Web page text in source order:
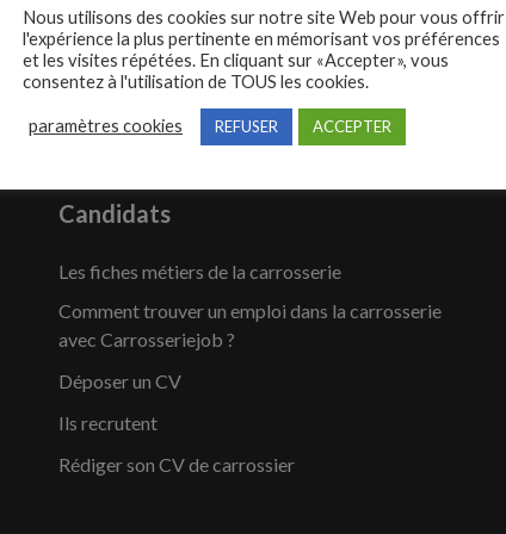
Candidats
Les fiches métiers de la carrosserie
Comment trouver un emploi dans la carrosserie
avec Carrosseriejob ?
Déposer un CV
Ils recrutent
Rédiger son CV de carrossier
Nous utilisons des cookies sur notre site Web pour vous offrir
l'expérience la plus pertinente en mémorisant vos préférences
et les visites répétées. En cliquant sur «Accepter», vous
consentez à l'utilisation de TOUS les cookies.
paramètres cookies REFUSER ACCEPTER